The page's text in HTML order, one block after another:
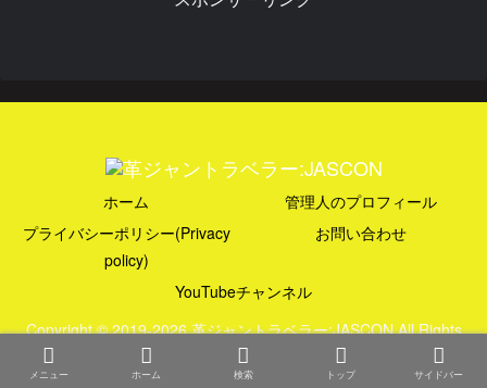
ホーム
管理人のプロフィール
プライバシーポリシー(Privacy
policy)
お問い合わせ
YouTubeチャンネル
Copyright © 2019-2026 革ジャントラベラー:JASCON All Rights
Reserved.
メニュー ホーム 検索 トップ サイドバー